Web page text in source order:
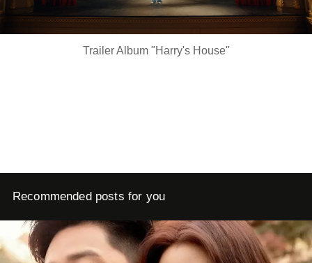
Video
Trailer Album "Harry's House"
Recommended posts for you